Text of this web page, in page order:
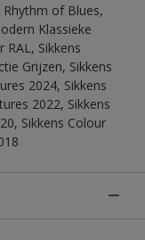
Rhythm of Blues,
Klassieke
RAL, Sikkens
Grijzen, Sikkens
2024, Sikkens
2022, Sikkens
Sikkens Colour